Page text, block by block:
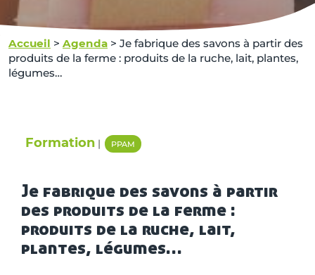
Accueil > Agenda > Je fabrique des savons à partir des
produits de la ferme : produits de la ruche, lait, plantes,
légumes…
Formation | PPAM
Je fabrique des savons à partir
des produits de la ferme :
produits de la ruche, lait,
plantes, légumes…